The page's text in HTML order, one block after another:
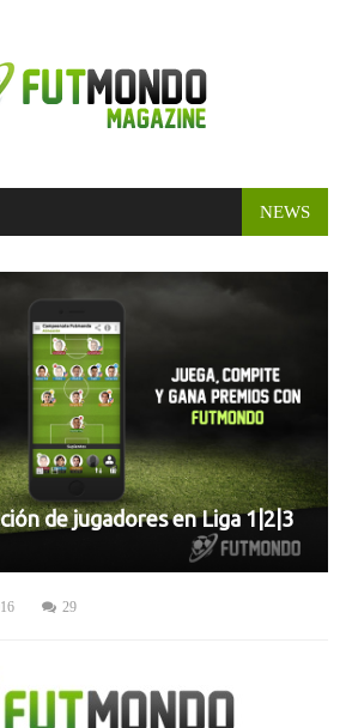
NEWS
de jugadores en Liga 1|2|3
29